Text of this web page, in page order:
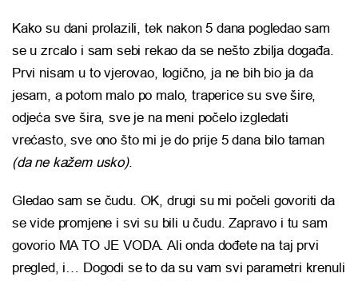
Kako su dani prolazili, tek nakon 5 dana pogledao sam
se u zrcalo i sam sebi rekao da se nešto zbilja događa.
Prvi nisam u to vjerovao, logično, ja ne bih bio ja da
jesam, a potom malo po malo, traperice su sve šire,
odjeća sve šira, sve je na meni počelo izgledati
vrećasto, sve ono što mi je do prije 5 dana bilo taman
(da ne kažem usko).
Gledao sam se čudu. OK, drugi su mi počeli govoriti da
se vide promjene i svi su bili u čudu. Zapravo i tu sam
govorio MA TO JE VODA. Ali onda dođete na taj prvi
pregled, i… Dogodi se to da su vam svi parametri krenuli